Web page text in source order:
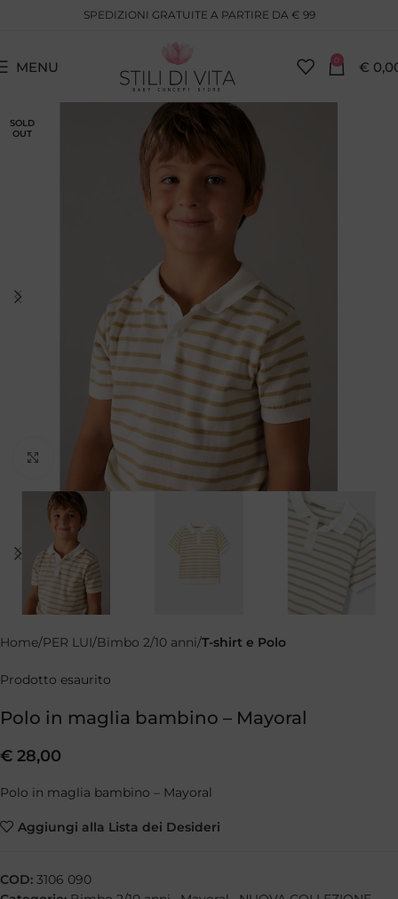
SPEDIZIONI GRATUITE A PARTIRE DA € 99
MENU 0 €
SOLD
OUT
Clicca per ingrandire
Home PER LUI Bimbo 2/10 anni T-shirt e Polo
Prodotto esaurito
Polo in maglia bambino – Mayoral
€ 28,00
Polo in maglia bambino – Mayoral
Aggiungi alla Lista dei Desideri
COD: 3106 090